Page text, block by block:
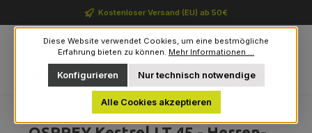
Zum Hauptinhalt springenKostenloser Versand (EU) ab 50€
Navigation Du hast 0 Produkte auf
Diese Website verwendet Cookies, um eine bestmögliche
Erfahrung bieten zu können. Mehr Informationen ...
Nur technisch notwendige
Konfigurieren
Alle Cookies akzeptieren